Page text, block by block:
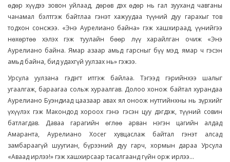
өдөр хүүдээ зовон уйлаад, дөрөв дэх өдөр нь гал зууханд чавганы
чанамал бэлтгэж байтлаа гэнэт хажуудаа түүний дуу гарахыг тов
тодхон сонсжээ. «Энэ Аурелиано байна» гэж хашхираад, үүнийгээ
нөхөртөө хэлэх гэж туулайн бөөр лүү харайлган очиж «Энэ
Аурелиано байна. Ямар азаар амьд гарсныг бүү мэд, ямар ч гэсэн
амьд байна, бид удахгүй уулзах нь» гэжээ.
Урсула уулзана гэдэгт итгэж байлаа. Тэгээд гэрийнхээ шалыг
угаалгаж, бараагаа сольж хураалгав. Долоо хонож байтал хурандаа
Аурелиано Буэндиад цаазаар авах ял оноож нутгийнхны нь зүрхийг
үхүүлэх гэж Макондод хороох гэнэ гэсэн цуу дэгдэж, түүний совин
батлагдав. Даваа гарагийн өглөө арван нэгэн цагийн алдад
Амаранта, Аурелиано Хосег хувцаслаж байтал гэнэт алсад
замбараагүй шуугиан, бүрээний дуу гарч, хормын дараа Урсула
«Аваад ирлээ!» гэж хашхирсаар тасалгаанд гүйн орж ирлээ...